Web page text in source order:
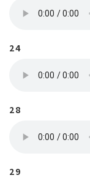
24
28
29